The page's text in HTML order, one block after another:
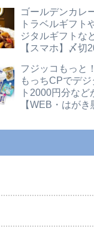
ゴールデンカレ
トラベルギフト
ジタルギフトな
【スマホ】〆切
フジッコもっと
もっちCPでデジ
ト2000円分など
【WEB・はがき